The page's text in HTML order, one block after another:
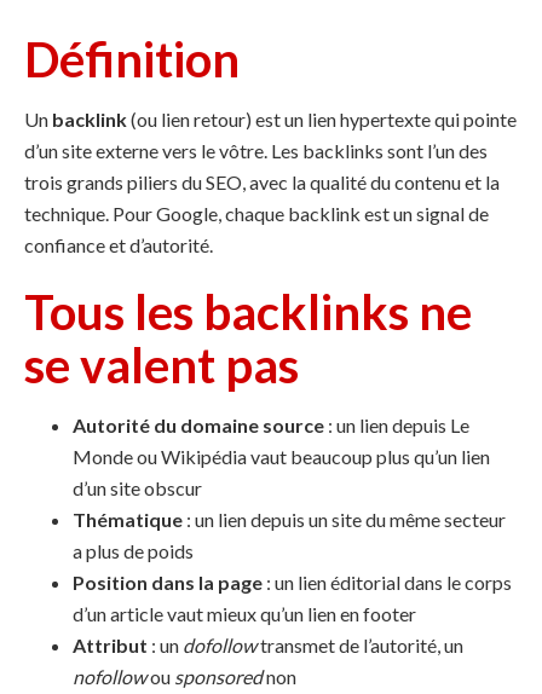
Définition
Un backlink(ou lien retour) est un lien hypertexte qui pointe
d’un site externe vers le vôtre. Les backlinks sont l’un des
trois grands piliers du SEO, avec la qualité du contenu et la
technique. Pour Google, chaque backlink est un signal de
confiance et d’autorité.
Tous les backlinks ne
se valent pas
Autorité du domaine source : un lien depuis Le
Monde ou Wikipédia vaut beaucoup plus qu’un lien
d’un site obscur
Thématique : un lien depuis un site du même secteur
a plus de poids
Position dans la page : un lien éditorial dans le corps
d’un article vaut mieux qu’un lien en footer
Attribut : un dofollowtransmet de l’autorité, un
nofollowou sponsorednon